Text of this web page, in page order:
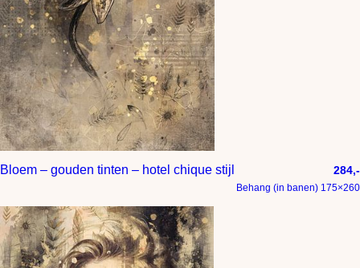
Bloem – gouden tinten – hotel chique stijl 284,-
Behang (in banen) 175×260